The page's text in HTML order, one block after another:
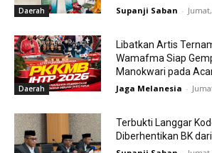
Daerah Supanji Saban -
Daerah
Libatkan Artis
Wamafma Siap
Manokwari pada
Jaga Melanesia -
Terbukti Langgar
Diberhentikan BK